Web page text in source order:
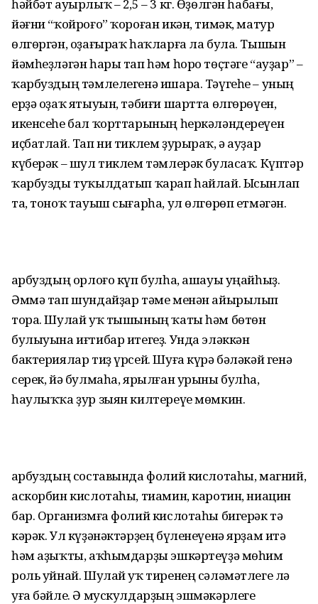
һәйбәт ауырлыҡ – 2,5 – 3 кг. Өҙөлгән һабағы,
йәғни “ҡойроғо” ҡороған икән, тимәк, матур
өлгөргән, оҙағыраҡ һаҡларға ла була. Тышын
йәмһеҙләгән һары тап һәм һоро төҫтәге “ауҙар” –
ҡарбуздың тәмлелегенә ишара. Тәүгеһе – уның
ерҙә оҙаҡ ятыуын, тәбиғи шартта өлгөрөүен,
икенсеһе бал ҡорттарының һеркәләндереүен
иҫбатлай. Тап ни тиклем ҙурыраҡ, ә ауҙар
күберәк – шул тиклем тәмлерәк буласаҡ. Күптәр
ҡарбузды туҡылдатып ҡарап һайлай. Ысынлап
та, тоноҡ тауыш сығарһа, ул өлгөрөп етмәгән.
Ҡарбуздың орлоғо күп булһа, ашауы уңайһыҙ.
Әммә тап шундайҙар тәме менән айырылып
тора. Шулай уҡ тышының ҡаты һәм бөтөн
булыуына иғтибар итегеҙ. Унда эләккән
бактериялар тиҙ үрсей. Шуға күрә бәләкәй генә
серек, йә булмаһа, ярылған урыны булһа,
һаулыҡҡа ҙур зыян килтереүе мөмкин.
Ҡарбуздың составында фолий кислотаһы, магний,
аскорбин кислотаһы, тиамин, каротин, ниацин
бар. Организмға фолий кислотаһы бигерәк тә
кәрәк. Ул күҙәнәктәрҙең бүленеүенә ярҙам итә
һәм аҙыҡты, аҡһымдарҙы эшкәртеүҙә мөһим
роль уйнай. Шулай уҡ тиренең сәләмәтлеге лә
уға бәйле. Ә мускулдарҙың эшмәкәрлеге